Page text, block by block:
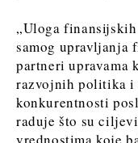
„Uloga
samog upravljanja
partneri upravama
razvojnih politika i
konkurentnosti
raduje što su